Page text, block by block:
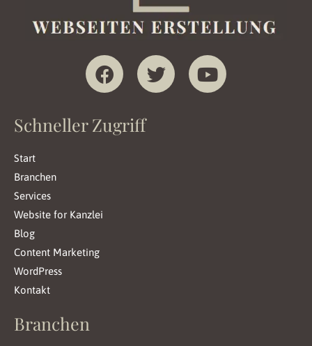
F
a
e
b
T
w
Y
o
Schneller Zugriff
Start
Branchen
Services
Website for Kanzlei
Blog
Content Marketing
WordPress
Kontakt
Branchen